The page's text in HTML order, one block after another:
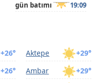
gün batımı 19:09
+26° +29°
Aktepe
+26° +29°
Ambar